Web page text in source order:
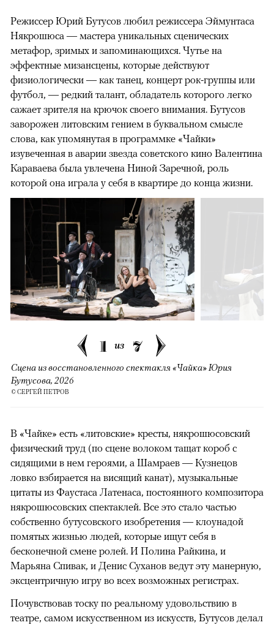
Режиссер Юрий Бутусов любил режиссера Эймунтаса
Някрошюса — мастера уникальных сценических
метафор, зримых и запоминающихся. Чутье на
эффектные мизансцены, которые действуют
физиологически — как танец, концерт рок-группы или
футбол, — редкий талант, обладатель которого легко
сажает зрителя на крючок своего внимания. Бутусов
заворожен литовским гением в буквальном смысле
слова, как упомянутая в программке «Чайки»
изувеченная в аварии звезда советского кино Валентина
Караваева была увлечена Ниной Заречной, роль
которой она играла у себя в квартире до конца жизни.
1 из 7
Сцена из восстановленного спектакля «Чайка» Юрия
Бутусова, 2026
© СЕРГЕЙ ПЕТРОВ
В «Чайке» есть «литовские» кресты, някрошюсовский
физический труд (по сцене волоком тащат короб с
сидящими в нем героями, а Шамраев — Кузнецов
ловко взбирается на висящий канат), музыкальные
цитаты из Фаустаса Латенаса, постоянного композитора
някрошюсовских спектаклей. Все это стало частью
собственно бутусовского изобретения — клоунадой
помятых жизнью людей, которые ищут себя в
бесконечной смене ролей. И Полина Райкина, и
Марьяна Спивак, и Денис Суханов ведут эту манерную,
эксцентричную игру во всех возможных регистрах.
Почувствовав тоску по реальному удовольствию в
театре, самом искусственном из искусств, Бутусов делал